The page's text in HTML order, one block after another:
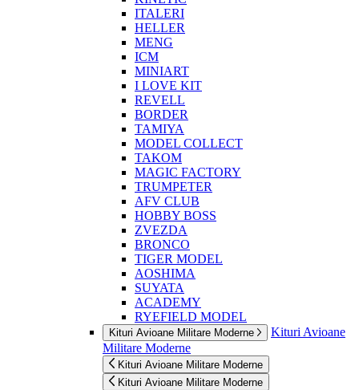
ITALERI
HELLER
MENG
ICM
MINIART
I LOVE KIT
REVELL
BORDER
TAMIYA
MODEL COLLECT
TAKOM
MAGIC FACTORY
TRUMPETER
AFV CLUB
HOBBY BOSS
ZVEZDA
BRONCO
TIGER MODEL
AOSHIMA
SUYATA
ACADEMY
RYEFIELD MODEL
Kituri Avioane Militare Moderne
Kituri Avioane
Militare Moderne
Kituri Avioane Militare Moderne
Kituri Avioane Militare Moderne